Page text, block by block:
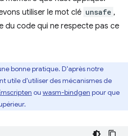
utiliser le mot clé unsafe ,
du code qui ne respecte pas ce
bonne pratique. D'après notre
utile d'utiliser des mécanismes de
ou wasm-bindgen pour que